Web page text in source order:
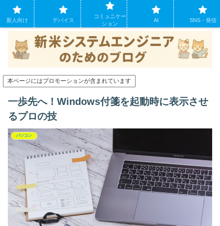
システムエンジニアになったばかりの方のために。現場でよくあるパソコンの
トラブルも
本ページにはプロモーションが含まれています
一歩先へ！Windows付箋を起動時に表示させ
るプロの技
パソコン
新人向け デバイス
コミュニケー
ション
AI SNS・発信